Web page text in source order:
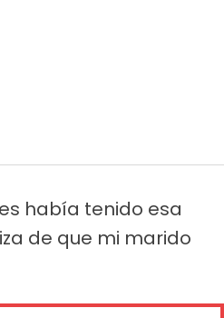
había tenido esa
de que mi marido